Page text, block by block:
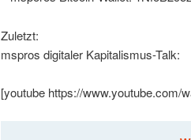
Zuletzt:
mspros digitaler Kapitalismus-Talk:
[youtube https://www.youtube.com/